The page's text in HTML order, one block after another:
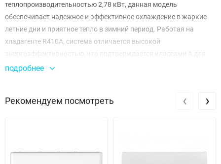
теплопроизводительностью 2,78 кВт, данная модель
обеспечивает надежное и эффективное охлаждение в жаркие
летние дни и приятное тепло в зимний период. Работая на
хладагенте R410A, система отличается высокой
энергоэффективностью, что подтверждается классами A для
охлаждения и нагрева. Коэффициенты энергоэффективности
подробнее
Рекомендуем посмотреть ‹ ›